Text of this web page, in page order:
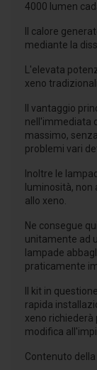
4000 lumen
Il calore
mediante la
L'elevata
xeno
Il vantaggio
nell'immediata
massimo,
problemi vari
Inoltre le
luminosità, non
allo xeno.
Ne consegue
unitamente ad
lampade
praticamente
Il kit in
rapida
xeno richiederà
modifica
Contenuto